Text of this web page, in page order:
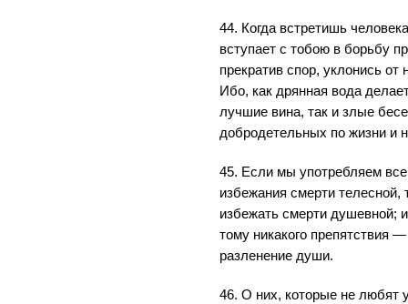
44. Когда встретишь
вступает с тобою в борьбу
прекратив спор, уклонись
Ибо, как дрянная вода
лучшие вина, так и злые
добродетельных по жизни и
45. Если мы употребляем
избежания смерти
избежать смерти душевной;
тому никакого препятствия
разленение души.
46. О них, которые не любят